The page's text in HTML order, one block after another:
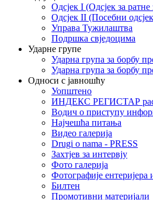
Одсјек I (Одсјек за
Одсјек II (Посебни
Управа Тужилаштва
Подршка свједоцима
Ударне групе
Ударна група за борбу
Ударна група за борбу
Односи с јавношћу
Уопштено
ИНДЕКС РЕГИСТАР
Водич о приступу
Најчешћа питања
Видео галерија
Drugi o nama - PRESS
Захтјев за интервју
Фото галерија
Фотографије ентеријера
Билтен
Промотивни материјали